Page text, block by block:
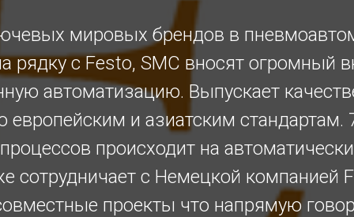
мировых брендов в
рядку с Festo, SMC вносят огромный
автоматизацию. Выпускает
европейским и азиатским стандартам.
происходит на
сотрудничает с Немецкой компанией
проекты что напрямую